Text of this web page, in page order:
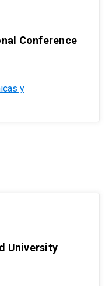
Conference
y
University